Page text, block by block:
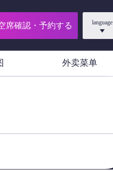
席確認・予約する language
外卖菜单